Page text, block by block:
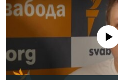
ПАЛІТВЯЗЬНІ
КАЛЯНДАР
PREMIUM
НА ХВАЛЯХ СВАБОДЫ
Усе сайты РС/РСЭ
No media source